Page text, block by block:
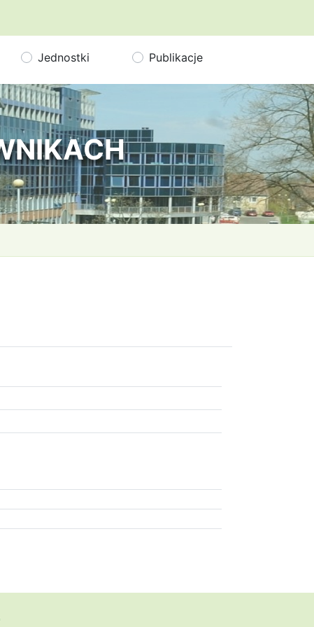
Jednostki Publikacje